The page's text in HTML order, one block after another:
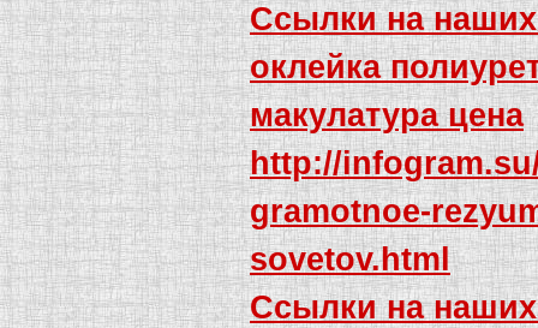
Ссылки на
оклейка
макулатура цена
http://
gramotnoe-
sovetov.html
Ссылки на